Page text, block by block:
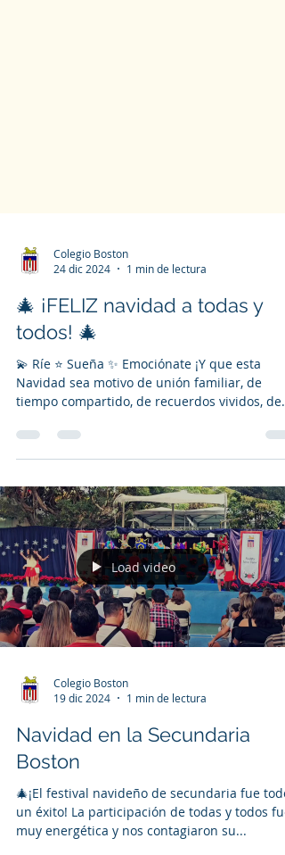
24 dic 2024
1 min de lectura
🎄 ¡FELIZ navidad a todas y
todos! 🎄
💫 Ríe ⭐️ Sueña ✨️ Emociónate ¡Y que esta
tiempo compartido, de recuerdos vividos, de
paz,...
Load video
19 dic 2024
1 min de lectura
Navidad en la Secundaria
Boston
🎄¡El festival navideño de secundaria fue todo